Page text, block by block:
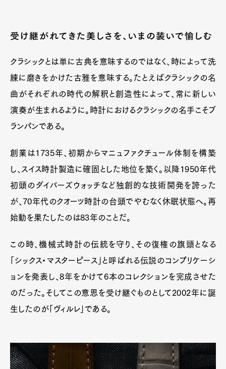
受け継がれてきた美しさを、いまの装いで愉しむ
クラシックとは単に古典を意味するのではなく、時によって洗
練に磨きをかけた古雅を意味する。たとえばクラシックの名
曲がそれぞれの時代の解釈と創造性によって、常に新しい
演奏が生まれるように。時計におけるクラシックの名手こそブ
ランパンである。
創業は1735年、初期からマニュファクチュール体制を構築
し、スイス時計製造に確固とした地位を築く。以降1950年代
初頭のダイバーズウォッチなど独創的な技術開発を誇った
が、70年代のクオーツ時計の台頭でやむなく休眠状態へ。再
始動を果たしたのは83年のことだ。
この時、機械式時計の伝統を守り、その復権の旗頭となる
「シックス・マスターピース」と呼ばれる伝説のコンプリケーシ
ョンを発表し、8年をかけて6本のコレクションを完成させた
のだった。そしてこの意思を受け継ぐものとして2002年に誕
生したのが「ヴィルレ」である。